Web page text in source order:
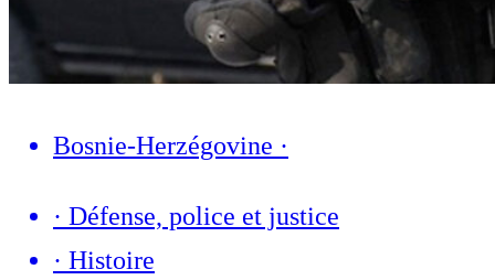
Bosnie-Herzégovine ·
· Défense, police et justice
· Histoire